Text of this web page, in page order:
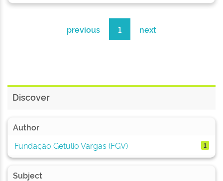
previous 1 next
Discover
Author
Fundação Getulio Vargas (FGV)
1
Subject